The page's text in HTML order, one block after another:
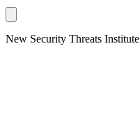
to
New Security Threats Institute